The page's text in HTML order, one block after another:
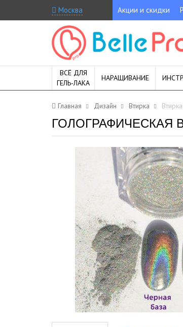
Москва Акции и скидки
ВСЁ ДЛЯ
ГЕЛЬ-ЛАКА
НАРАЩИВАНИЕ
Главная Дизайн Втирка
ГОЛОГРАФИЧЕСКАЯ